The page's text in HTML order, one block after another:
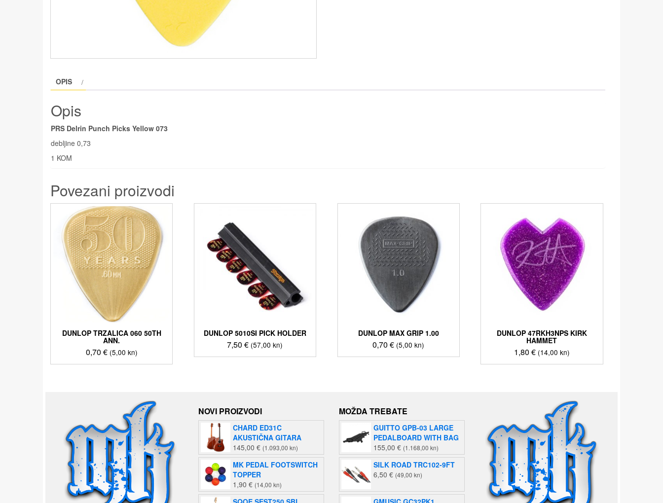
OPIS
Opis
PRS Delrin Punch Picks Yellow 073
debljine 0,73
1 KOM
Povezani proizvodi
DUNLOP TRZALICA 060 50TH
ANN.
0,70 € (5,00 kn)
DUNLOP 5010SI PICK HOLDER
7,50€ (57,00 kn)
DUNLOP MAX GRIP 1.00
0,70€ (5,00 kn)
DUNLOP 47RKH3NPS KIRK
HAMMET
1,80 € (14,00 kn)
NOVI PROIZVODI
CHARD ED31C
AKUSTIČNA GITARA
145,00 € (1.093,00 kn)
MK PEDAL FOOTSWITCH
TOPPER
1,90 € (14,00 kn)
MOŽDA TREBATE
GUITTO GPB-03 LARGE
PEDALBOARD WITH BAG
155,00 € (1.168,00 kn)
SILK ROAD TRC102-9FT
6,50 € (49,00 kn)